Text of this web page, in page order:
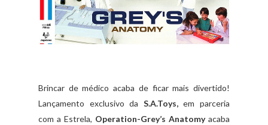
Brincar de médico acaba de ficar mais divertido!
Lançamento exclusivo da S.A.Toys,em parceria
com a Estrela, Operation-Grey’s Anatomyacaba